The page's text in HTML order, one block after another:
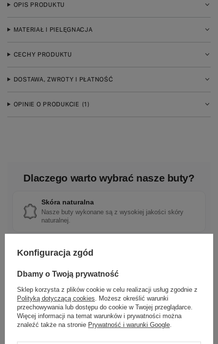
OPIS PRODUKTU
MATERIAŁ I PIELĘGNACJA
CECHY PRODUKTU
DOSTAWA, ZWROTY I PŁATNOŚĆ
OPINIE O PRODUKCIE (1)
Dlaczego warto wybrać nasze buty?
Skóra naturalna
Nasze buty wykonane są z wysokiej jakości skóry
naturalnej.
Polska marka
Ponadczasowy design
Klasyczne wzory, które pasują do wielu stylizacji.
Szybka wysyłka
Konfiguracja zgód
Dbamy o Twoją prywatność
Sklep korzysta z plików cookie w celu realizacji usług zgodnie z
Polityką dotyczącą cookies . Możesz określić warunki
przechowywania lub dostępu do cookie w Twojej przeglądarce.
Więcej informacji na temat warunków i prywatności można
znaleźć także na stronie Prywatność i warunki Google